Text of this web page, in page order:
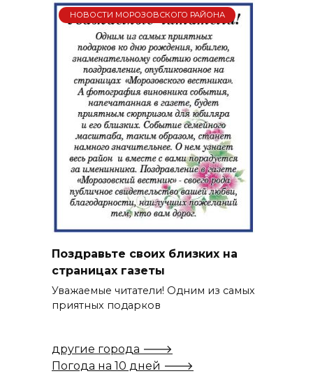
НОВОСТИ МОРОЗОВСКОГО РАЙОНА
Поздравьте своих близких на
страницах газеты
Уважаемые читатели! Одним из самых
приятных подарков
другие города 🡒
Погода на 10 дней 🡒